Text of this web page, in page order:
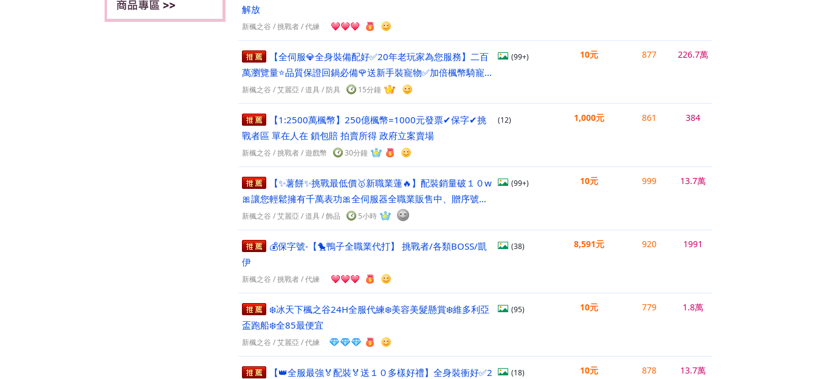
解放
新楓之谷 /挑戰者/代練
【全伺服💎全身裝備配好✅20年老玩家為您服務】二百
萬瀏覽量⭐品質保證回鍋必備🌹送新手裝寵物✅加倍楓幣騎寵優
惠多⭐８５最低價⭐
(99+)
新楓之谷 /艾麗亞 /道具 / 防具 15分鐘
10元 877 226.7萬
【1:2500萬楓幣】250億楓幣=1000元發票✔保字✔挑
戰者區 單在人在 鎖包賠 拍賣所得 政府立案賣場
(12)
新楓之谷 /挑戰者/遊戲幣 30分鐘
1,000元 861 384
【✨薯餅✨挑戰最低價🥇新職業蓮🔥】配裝銷量破１０w
🎀讓您輕鬆擁有千萬表功🎀全伺服器全職業販售中、贈序號、
好禮✨
(99+)
新楓之谷 /艾麗亞 /道具 / 飾品 5小時
10元 999 13.7萬
💰保字號-【🐤鴨子全職業代打】 挑戰者/各類BOSS/凱
伊
(38)
新楓之谷 /挑戰者/代練
8,591元 920 1991
❄️冰天下楓之谷24H全服代練❄️美容美髮懸賞❄️維多利亞
盃跑船❄️全85最便宜
(95)
新楓之谷 /艾麗亞 /代練
10元 779 1.8萬
【👑全服最強🏅配裝🏅送１０多樣好禮】全身裝衝好✅2
(18) 10元 878 13.7萬